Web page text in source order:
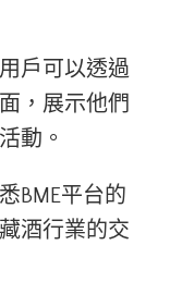
用戶可以透過
，展示他們
動。
BME平台的
酒行業的交